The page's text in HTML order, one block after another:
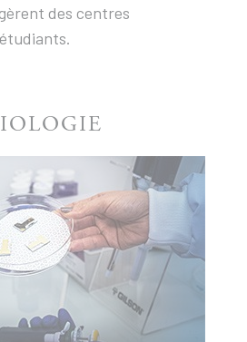
des centres